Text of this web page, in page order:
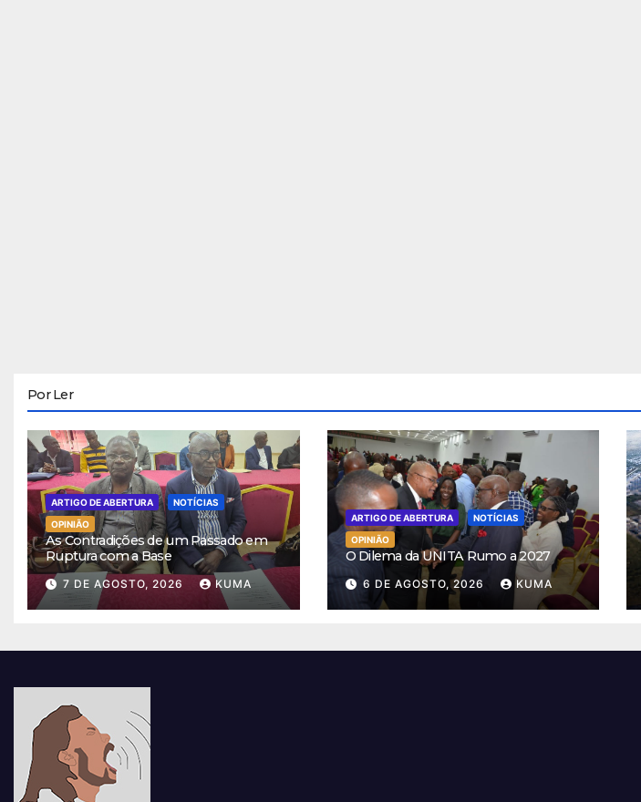
Por Ler
ARTIGO DE ABERTURA
NOTÍCIAS
OPINIÃO
As Contradições de um Passado em
Ruptura com a Base
7 DE AGOSTO, 2026 KUMA
ARTIGO DE ABERTURA
NOTÍCIAS
OPINIÃO
O Dilema da UNITA Rumo a 2027
6 DE AGOSTO, 2026 KUMA